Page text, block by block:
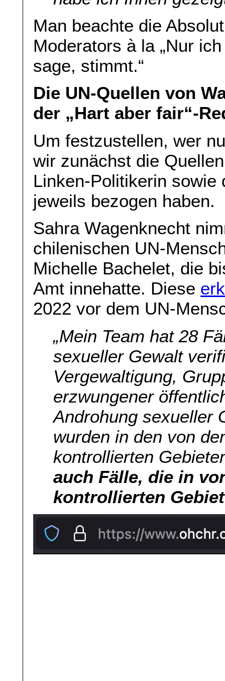
Man beachte die
Moderators à la „Nur
sage, stimmt.“
Die UN-Quellen von
der „Hart aber fair“-
Um festzustellen, wer
wir zunächst die
Linken-Politikerin sowie
jeweils bezogen haben.
Sahra Wagenknecht
chilenischen UN-
Michelle Bachelet, die
Amt innehatte. Diese
2022 vor dem UN-
„Mein Team hat 28
sexueller Gewalt
Vergewaltigung,
erzwungener
Androhung sexueller
wurden in den von
kontrollierten
auch Fälle, die in
kontrollierten